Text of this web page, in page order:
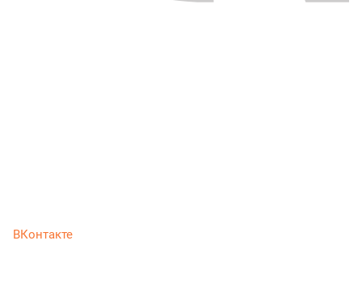
ВКонтакте